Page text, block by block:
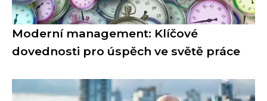
Moderní management: Klíčové
dovednosti pro úspěch ve světě práce